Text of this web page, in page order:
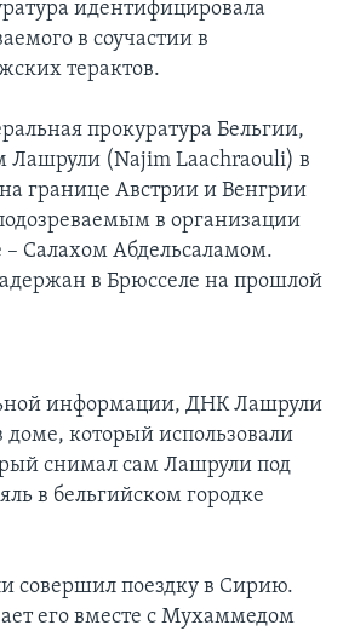
идентифицировала
в соучастии в
терактов.
прокуратура Бельгии,
(Najim Laachraouli) в
на границе Австрии и Венгрии
в организации
Салахом Абдельсаламом.
в Брюсселе на прошлой
информации, ДНК Лашрули
который использовали
снимал сам Лашрули под
в бельгийском городке
совершил поездку в Сирию.
его вместе с Мухаммедом